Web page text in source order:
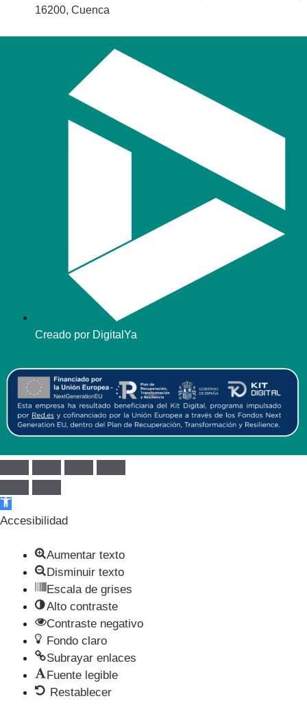
16200, Cuenca
Creado por DigitalYa
Abrir barra de herramientas
Accesibilidad
Aumentar texto
Disminuir texto
Escala de grises
Alto contraste
Contraste negativo
Fondo claro
Subrayar enlaces
Fuente legible
Restablecer